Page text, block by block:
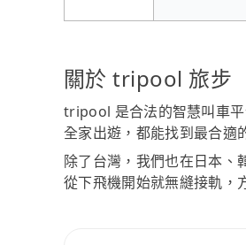
關於 tripool 旅步
tripool 是合法的智慧叫車平
全家出遊，都能找到最合適
除了台灣，我們也在日本、
從下飛機開始就無縫接軌，